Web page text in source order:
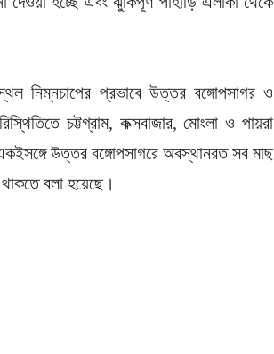
নিম্নচাপের প্রভাবে উত্তর বঙ্গোপসাগর ও
চট্টগ্রাম, কক্সবাজার, মোংলা ও পায়রা
উত্তর বঙ্গোপসাগরে অবস্থানরত সব মাছ
বলা হয়েছে।